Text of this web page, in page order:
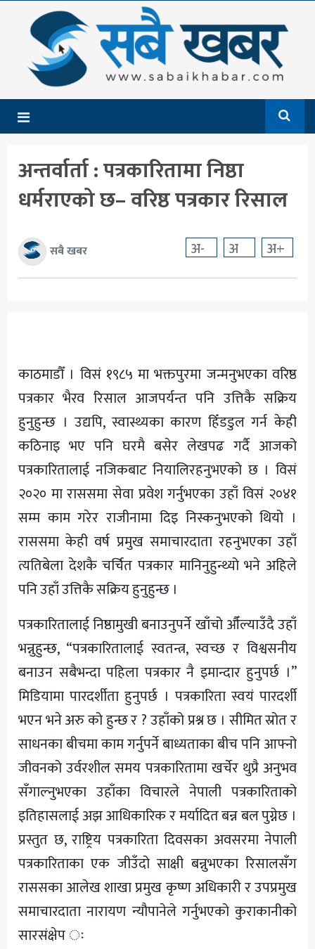
गृहपृष्ठ
समाचार
राजनीति
देश
आर्थिक
अन्तर्राष्ट्रिय
मनोरञ्जन
अन्तर्वार्ता : पत्रकारितामा निष्ठा
धर्मराएको छ– वरिष्ठ पत्रकार रिसाल
सबै खबर अ- अ अ+
काठमाडौँ । विसं १९८५ मा भक्तपुरमा जन्मनुभएका वरिष्ठ
पत्रकार भैरव रिसाल आजपर्यन्त पनि उत्तिकै सक्रिय
हुनुहुन्छ । उद्यपि, स्वास्थ्यका कारण हिँडडुल गर्न केही
कठिनाइ भए पनि घरमै बसेर लेखपढ गर्दै आजको
पत्रकारितालाई नजिकबाट नियालिरहनुभएको छ । विसं
२०२० मा राससमा सेवा प्रवेश गर्नुभएका उहाँ विसं २०४१
सम्म काम गरेर राजीनामा दिइ निस्कनुभएको थियो ।
राससमा केही वर्ष प्रमुख समाचारदाता रहनुभएका उहाँ
त्यतिबेला देशकै चर्चित पत्रकार मानिनुहुन्थ्यो भने अहिले
पनि उहाँ उत्तिकै सक्रिय हुनुहुन्छ ।
पत्रकारितालाई निष्ठामुखी बनाउनुपर्ने खाँचो औँल्याउँदै उहाँ
भन्नुहुन्छ, “पत्रकारितालाई स्वतन्त्र, स्वच्छ र विश्वसनीय
बनाउन सबैभन्दा पहिला पत्रकार नै इमान्दार हुनुपर्छ ।”
मिडियामा पारदर्शीता हुनुपर्छ । पत्रकारिता स्वयं पारदर्शी
भएन भने अरु को हुन्छ र ? उहाँको प्रश्न छ । सीमित स्रोत र
साधनका बीचमा काम गर्नुपर्ने बाध्यताका बीच पनि आफ्नो
जीवनको उर्वरशील समय पत्रकारितामा खर्चेर थुप्रै अनुभव
सँगाल्नुभएका उहाँका विचारले नेपाली पत्रकारिताको
इतिहासलाई अझ आधिकारिक र मर्यादित बन्न बल पुग्नेछ ।
प्रस्तुत छ, राष्ट्रिय पत्रकारिता दिवसका अवसरमा नेपाली
पत्रकारिताका एक जीउँदो साक्षी बन्नुभएका रिसालसँग
राससका आलेख शाखा प्रमुख कृष्ण अधिकारी र उपप्रमुख
समाचारदाता नारायण न्यौपानेले गर्नुभएको कुराकानीको
सारसंक्षेप ः